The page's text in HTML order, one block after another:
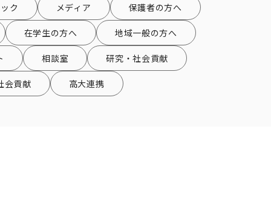
ク メディア 保護者の方へ
在学生の方へ 地域一般の方へ
相談室 研究・社会貢献
会貢献 高大連携